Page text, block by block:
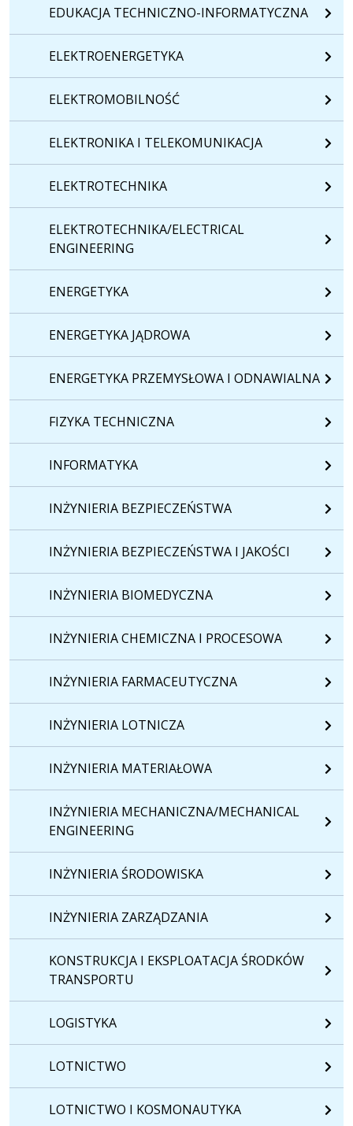
EDUKACJA TECHNICZNO-INFORMATYCZNA
ELEKTROENERGETYKA
ELEKTROMOBILNOŚĆ
ELEKTRONIKA I TELEKOMUNIKACJA
ELEKTROTECHNIKA
ELEKTROTECHNIKA/ELECTRICAL
ENGINEERING
ENERGETYKA
ENERGETYKA JĄDROWA
ENERGETYKA PRZEMYSŁOWA I ODNAWIALNA
FIZYKA TECHNICZNA
INFORMATYKA
INŻYNIERIA BEZPIECZEŃSTWA
INŻYNIERIA BEZPIECZEŃSTWA I JAKOŚCI
INŻYNIERIA BIOMEDYCZNA
INŻYNIERIA CHEMICZNA I PROCESOWA
INŻYNIERIA FARMACEUTYCZNA
INŻYNIERIA LOTNICZA
INŻYNIERIA MATERIAŁOWA
INŻYNIERIA MECHANICZNA/MECHANICAL
ENGINEERING
INŻYNIERIA ŚRODOWISKA
INŻYNIERIA ZARZĄDZANIA
KONSTRUKCJA I EKSPLOATACJA ŚRODKÓW
TRANSPORTU
LOGISTYKA
LOTNICTWO
LOTNICTWO I KOSMONAUTYKA